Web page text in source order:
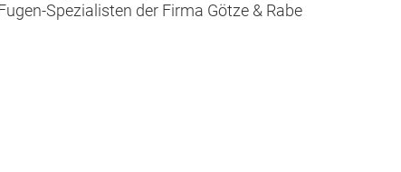
Spezialisten der Firma Götze & Rabe